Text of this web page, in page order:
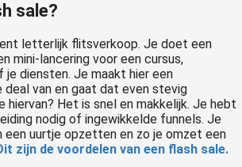
sale?
letterlijk flitsverkoop. Je doet een
mini-lancering voor een cursus,
je diensten. Je maakt hier een
deal van en gaat dat even stevig
hiervan? Het is snel en makkelijk. Je hebt
nodig of ingewikkelde funnels. Je
een uurtje opzetten en zo je omzet een
zijn de voordelen van een flash sale.